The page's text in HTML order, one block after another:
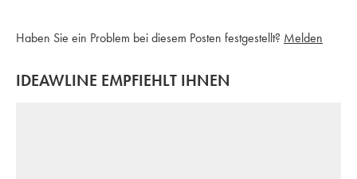
Haben Sie ein Problem bei diesem Posten festgestellt? Melden
IDEAWLINE EMPFIEHLT IHNEN